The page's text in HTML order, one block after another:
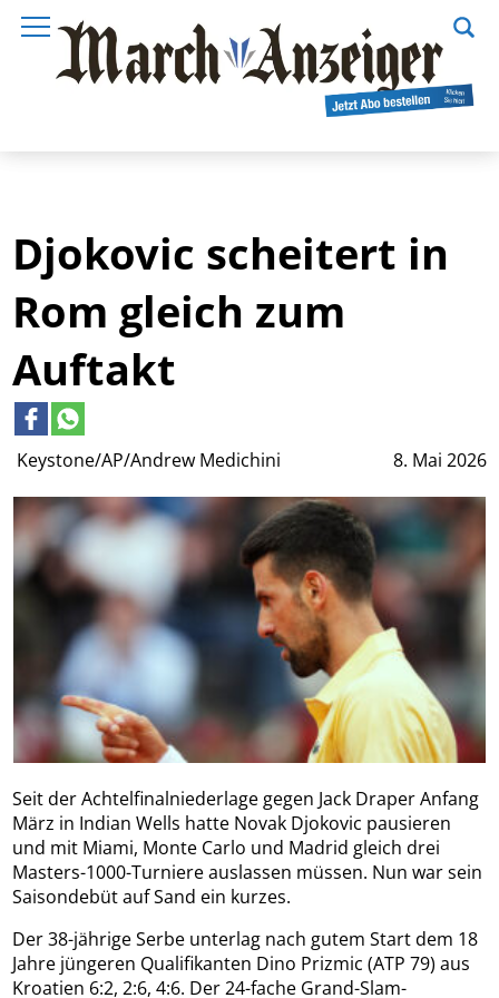
Keystone/AP/Andrew Medichini 8. Mai 2026
Djokovic scheitert in
Rom gleich zum
Auftakt
Seit der Achtelfinalniederlage gegen Jack Draper Anfang
März in Indian Wells hatte Novak Djokovic pausieren
und mit Miami, Monte Carlo und Madrid gleich drei
Masters-1000-Turniere auslassen müssen. Nun war sein
Saisondebüt auf Sand ein kurzes.
Der 38-jährige Serbe unterlag nach gutem Start dem 18
Jahre jüngeren Qualifikanten Dino Prizmic (ATP 79) aus
Kroatien 6:2, 2:6, 4:6. Der 24-fache Grand-Slam-